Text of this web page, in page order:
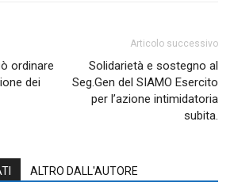
ordinare
dei
Articolo successivo
Solidarietà e sostegno al
Seg.Gen del SIAMO Esercito
per l’azione intimidatoria
subita.
ALTRO DALL'AUTORE